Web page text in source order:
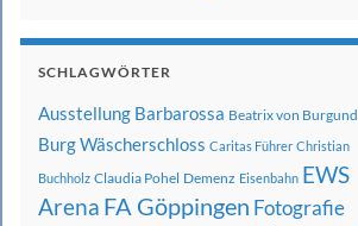
SCHLAGWÖRTER
Ausstellung Barbarossa Beatrix von Burgund
Burg Wäscherschloss Caritas Führer Christian
Buchholz Claudia Pohel Demenz Eisenbahn EWS
Arena FA Göppingen Fotografie